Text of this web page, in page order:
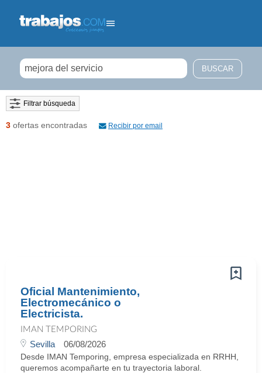
Filtrar búsqueda
3 ofertas encontradas Recibir por email
Oficial Mantenimiento,
Electromecánico o
Electricista.
IMAN TEMPORING
Sevilla 06/08/2026
Desde IMAN Temporing, empresa especializada en RRHH,
queremos acompañarte en tu trayectoria laboral.